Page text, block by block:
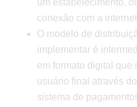
um estabelecimento,
conexão com a
O modelo de
implementar é
em formato digital que
usuário final através
sistema de